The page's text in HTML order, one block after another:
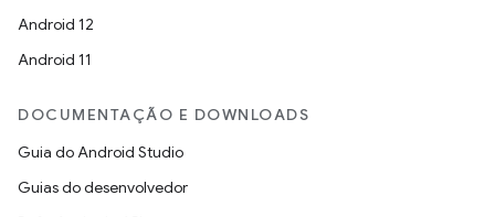
Android 12
Android 11
DOCUMENTAÇÃO E DOWNLOADS
Guia do Android Studio
Guias do desenvolvedor